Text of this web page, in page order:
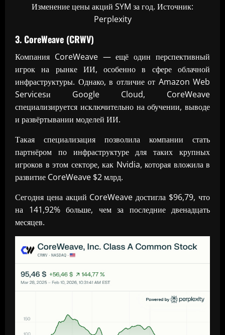
Изменение цены акций SYM за год. Источник:
Perplexity
3. CoreWeave (CRWV)
Компания CoreWeave — ещё один перспективный
игрок на рынке ИИ, особенно в сфере облачной
инфраструктуры. Однако, в отличие от Amazon Web
Servicesи Google Cloud, CoreWeave
специализируется исключительно на обучении, выводе
и развёртывании моделей ИИ.
Такая специализация позволила компании стать
партнёром по инфраструктуре для таких крупных
игроков в этом секторе, как Nvidia, которая вложила в
развитие CoreWeave $2 млрд.
Сегодня цена акций CoreWeave достигла $96,79, что
на 141,92% больше, чем за последние двенадцать
месяцев.